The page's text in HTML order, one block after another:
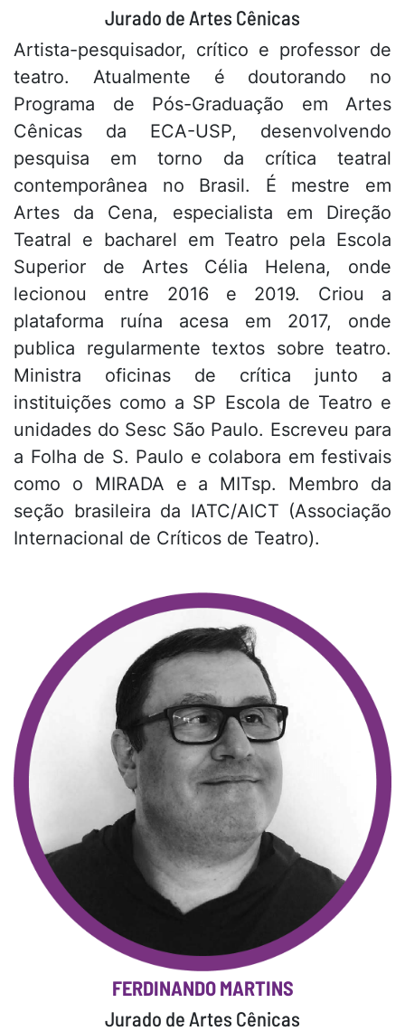
Jurado de Artes Cênicas
Artista-pesquisador, crítico e professor de
teatro. Atualmente é doutorando no
Programa de Pós-Graduação em Artes
Cênicas da ECA-USP, desenvolvendo
pesquisa em torno da crítica teatral
contemporânea no Brasil. É mestre em
Artes da Cena, especialista em Direção
Teatral e bacharel em Teatro pela Escola
Superior de Artes Célia Helena, onde
lecionou entre 2016 e 2019. Criou a
plataforma ruína acesa em 2017, onde
publica regularmente textos sobre teatro.
Ministra oficinas de crítica junto a
instituições como a SP Escola de Teatro e
unidades do Sesc São Paulo. Escreveu para
a Folha de S. Paulo e colabora em festivais
como o MIRADA e a MITsp. Membro da
seção brasileira da IATC/AICT (Associação
Internacional de Críticos de Teatro).
FERDINANDO MARTINS
Jurado de Artes Cênicas